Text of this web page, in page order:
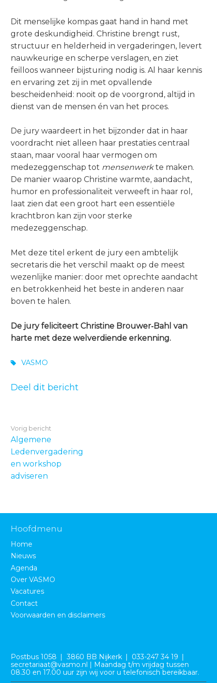
Dit menselijke kompas gaat hand in hand met
grote deskundigheid. Christine brengt rust,
structuur en helderheid in vergaderingen, levert
nauwkeurige en scherpe verslagen, en ziet
feilloos wanneer bijsturing nodig is. Al haar kennis
en ervaring zet zij in met opvallende
bescheidenheid: nooit op de voorgrond, altijd in
dienst van de mensen én van het proces.
De jury waardeert in het bijzonder dat in haar
voordracht niet alleen haar prestaties centraal
staan, maar vooral haar vermogen om
medezeggenschap tot mensenwerkte maken.
De manier waarop Christine warmte, aandacht,
humor en professionaliteit verweeft in haar rol,
laat zien dat een groot hart een essentiële
krachtbron kan zijn voor sterke
medezeggenschap.
Met deze titel erkent de jury een ambtelijk
secretaris die het verschil maakt op de meest
wezenlijke manier: door met oprechte aandacht
en betrokkenheid het beste in anderen naar
boven te halen.
De jury feliciteert Christine Brouwer‑Bahl van
harte met deze welverdiende erkenning.
VASMO
Deel dit bericht
Vorig bericht
Algemene
Ledenvergadering
en workshop
adviseren
Hoofdmenu
Home
Nieuws
Agenda
Over VASMO
Vacatures
Contact
Voorwaarden en disclaimers
e
z
o
e
Postbus 1058 3860 BB Nijkerk
033-247 34 19
secretariaat@vasmo.nl | Maandag t/m vrijdag tussen
08.30 en 17.00 uur zijn wij voor u telefonisch bereikbaar.